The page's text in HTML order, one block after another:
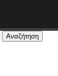
Αναζήτηση